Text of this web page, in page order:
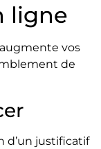
ligne
vos
de
d’un justificatif